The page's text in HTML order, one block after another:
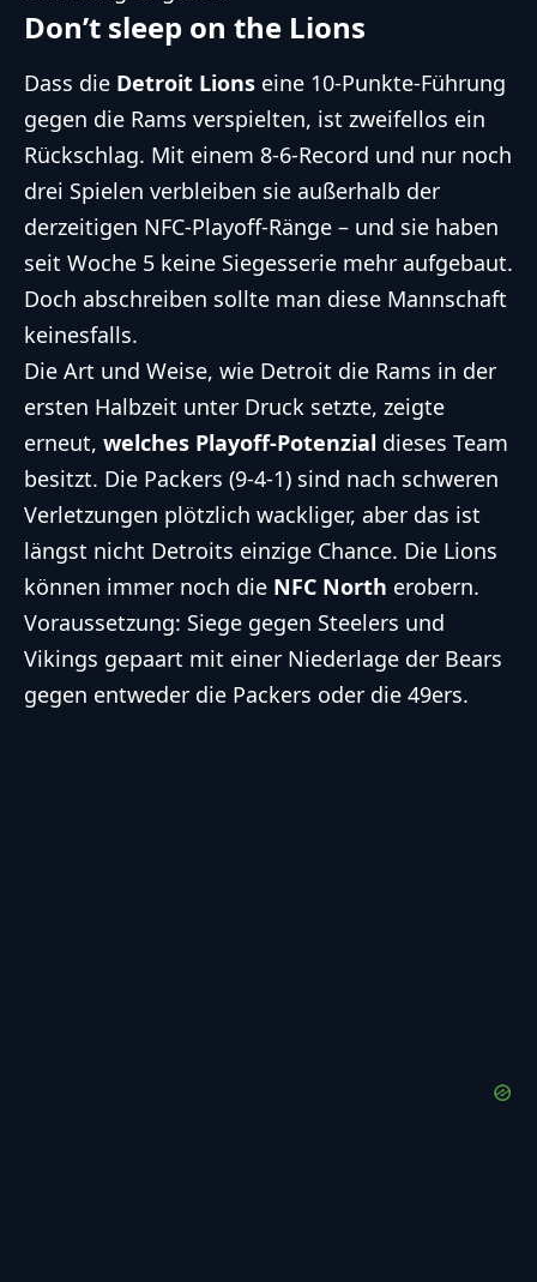
Don’t sleep on the Lions
Dass die Detroit Lions eine 10-Punkte-Führung
gegen die Rams verspielten, ist zweifellos ein
Rückschlag. Mit einem 8-6-Record und nur noch
drei Spielen verbleiben sie außerhalb der
derzeitigen NFC-Playoff-Ränge – und sie haben
seit Woche 5 keine Siegesserie mehr aufgebaut.
Doch abschreiben sollte man diese Mannschaft
keinesfalls.
Die Art und Weise, wie Detroit die Rams in der
ersten Halbzeit unter Druck setzte, zeigte
erneut, welches Playoff-Potenzial dieses Team
besitzt. Die Packers (9-4-1) sind nach schweren
Verletzungen plötzlich wackliger, aber das ist
längst nicht Detroits einzige Chance. Die Lions
können immer noch die NFC North erobern.
Voraussetzung: Siege gegen Steelers und
Vikings gepaart mit einer Niederlage der Bears
gegen entweder die Packers oder die 49ers.